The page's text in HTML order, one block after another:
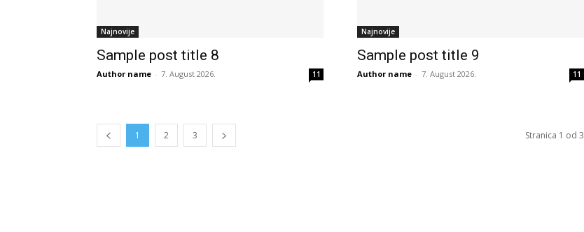
Najnovije
Sample post title 8
Author name - 7. August 2026. 11
Najnovije
Sample post title 9
Author name - 7. August 2026. 11
1 2 3 Stranica 1 od 3